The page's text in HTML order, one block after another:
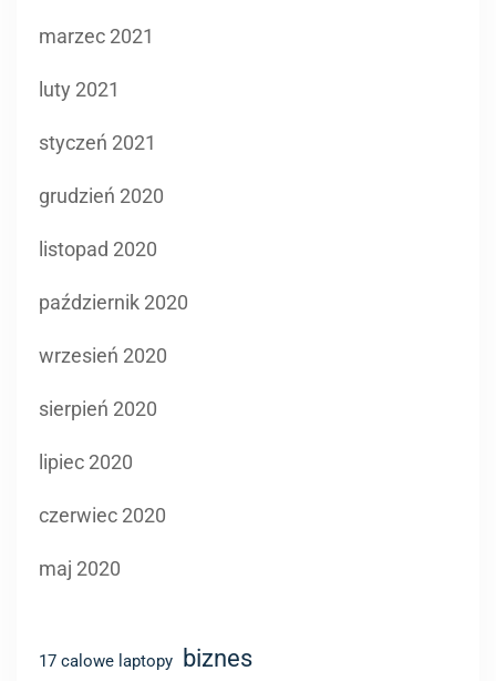
marzec 2021
luty 2021
styczeń 2021
grudzień 2020
listopad 2020
październik 2020
wrzesień 2020
sierpień 2020
lipiec 2020
czerwiec 2020
maj 2020
17 calowe laptopy biznes